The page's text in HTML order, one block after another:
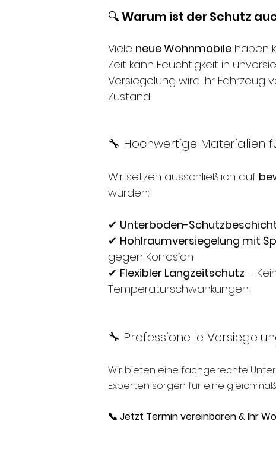
🔍 Warum ist der Schutz
Viele neue Wohnmobile haben
Zeit kann Feuchtigkeit in
Versiegelung wird Ihr
Zustand.
🔧 Hochwertige Materialien
Wir setzen ausschließlich auf
wurden:
✔ Unterboden-
✔ Hohlraumversiegelung mit
gegen Korrosion
✔ Flexibler Langzeitschutz –
Temperaturschwankungen
🔧 Professionelle
Wir bieten eine fachgerechte
Experten sorgen für eine
📞 Jetzt Termin vereinbaren & Ihr